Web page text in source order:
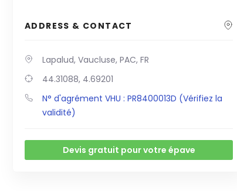
ADDRESS & CONTACT
Lapalud, Vaucluse, PAC, FR
44.31088, 4.69201
N° d'agrément VHU : PR8400013D (Vérifiez la
validité)
Devis gratuit pour votre épave